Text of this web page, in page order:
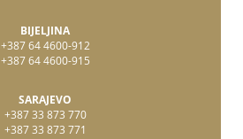
BIJELJINA
+387 64 4600-912
+387 64 4600-915
SARAJEVO
+387 33 873 770
+387 33 873 771